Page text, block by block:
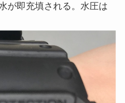
が即充填される。水圧は